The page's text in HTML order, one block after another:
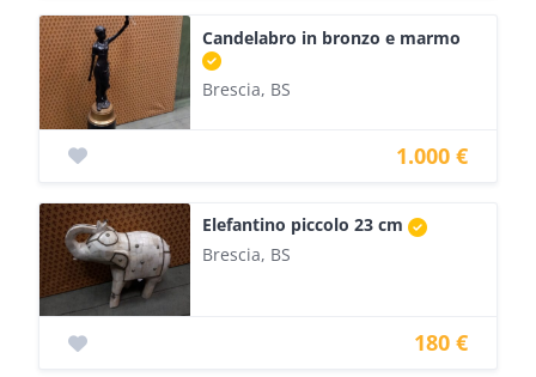
Candelabro in bronzo e marmo
Brescia, BS
1.000 €
Elefantino piccolo 23 cm
Brescia, BS
180 €